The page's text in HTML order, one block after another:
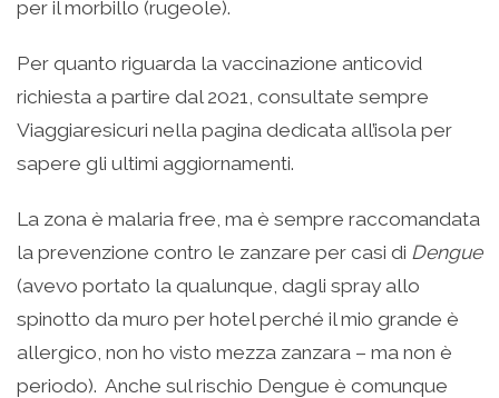
per il morbillo (rugeole).
Per quanto riguarda la vaccinazione anticovid
richiesta a partire dal 2021, consultate sempre
Viaggiaresicuri nella pagina dedicata all’isola per
sapere gli ultimi aggiornamenti.
La zona è malaria free, ma è sempre raccomandata
la prevenzione contro le zanzare per casi di Dengue
(avevo portato la qualunque, dagli spray allo
spinotto da muro per hotel perché il mio grande è
allergico, non ho visto mezza zanzara – ma non è
periodo). Anche sul rischio Dengue è comunque